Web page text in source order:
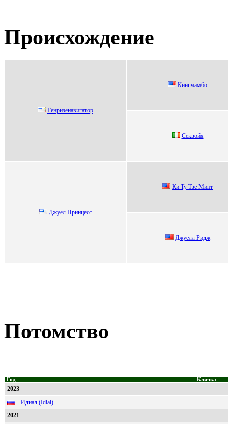
Происхождение
Гeнpизeнaвигaтоp
Кингмaмбо
Cеквoйя
Джуел Пpинцеcc
Ки Ту Тзе Mинт
Джуелл Ридж
Потомство
Год Кличка
2023
Идиал (Idial)
2021